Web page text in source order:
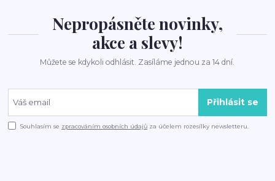
Nepropásněte novinky,
akce a slevy!
Můžete se kdykoli odhlásit. Zasíláme jednou za 14 dní.
Přihlásit se
Souhlasím se zpracováním osobních údajů za účelem rozesílky newsletteru.